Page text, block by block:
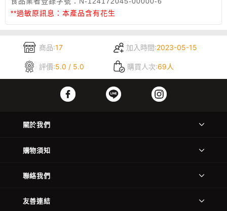
**過敏原訊息：本產品含有花生
商品:17 加入時間:2023-05-15
評價:5.0 / 5.0 購買人次:69人
關於我們
購物須知
聯絡我們
友善連結